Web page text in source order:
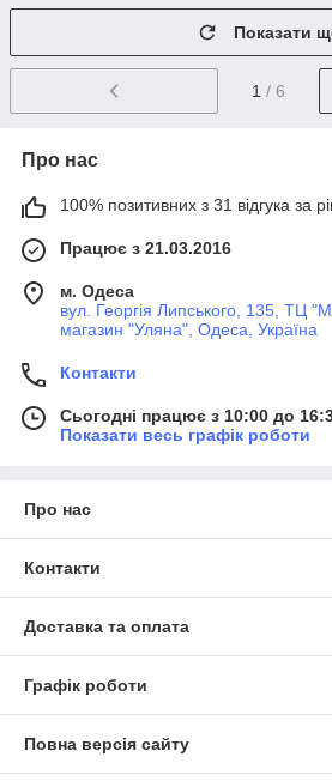
Показати
1 / 6
Про нас
100% позитивних з 31 відгука за
Працює з 21.03.2016
м. Одеса
вул. Георгія Липського, 135, ТЦ
магазин "Уляна", Одеса, Україна
Контакти
Сьогодні працює з 10:00 до
Показати весь графік роботи
Про нас
Контакти
Доставка та оплата
Графік роботи
Повна версія сайту